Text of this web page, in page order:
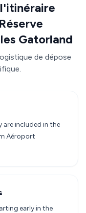
Gatorland
de dépose
are included in the
Aéroport
early in the